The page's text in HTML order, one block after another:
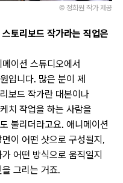
© 정희원 작가 제공
토리보드 작가라는 직업은
이션 스튜디오에서
입니다. 많은 분이 제
보드 작가란 대본이나
치 작업을 하는 사람을
불리더라고요. 애니메이션
이 어떤 샷으로 구성될지,
어떤 방식으로 움직일지
그리는 거죠.